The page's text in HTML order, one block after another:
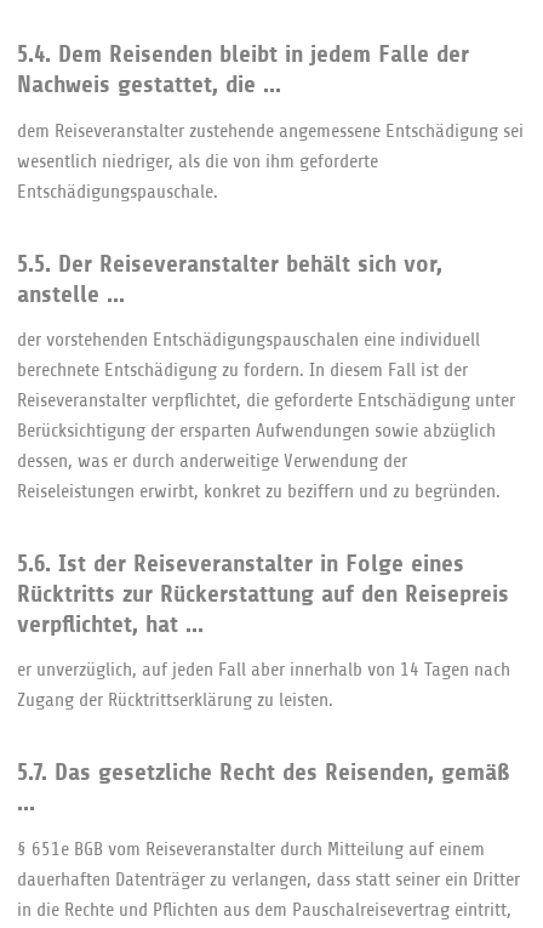
5.4. Dem Reisenden bleibt in jedem Falle der
Nachweis gestattet, die ...
dem Reiseveranstalter zustehende angemessene Entschädigung sei
wesentlich niedriger, als die von ihm geforderte
Entschädigungspauschale.
5.5. Der Reiseveranstalter behält sich vor,
anstelle ...
der vorstehenden Entschädigungspauschalen eine individuell
berechnete Entschädigung zu fordern. In diesem Fall ist der
Reiseveranstalter verpflichtet, die geforderte Entschädigung unter
Berücksichtigung der ersparten Aufwendungen sowie abzüglich
dessen, was er durch anderweitige Verwendung der
Reiseleistungen erwirbt, konkret zu beziffern und zu begründen.
5.6. Ist der Reiseveranstalter in Folge eines
Rücktritts zur Rückerstattung auf den Reisepreis
verpflichtet, hat ...
er unverzüglich, auf jeden Fall aber innerhalb von 14 Tagen nach
Zugang der Rücktrittserklärung zu leisten.
5.7. Das gesetzliche Recht des Reisenden, gemäß
...
§ 651e BGB vom Reiseveranstalter durch Mitteilung auf einem
dauerhaften Datenträger zu verlangen, dass statt seiner ein Dritter
in die Rechte und Pflichten aus dem Pauschalreisevertrag eintritt,